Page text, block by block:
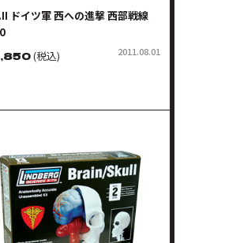
ドイツ軍 西への進撃 西部戦線
(税込) 2011.08.01